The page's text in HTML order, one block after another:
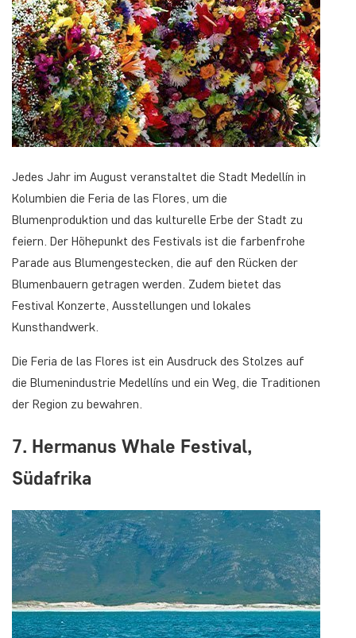
Jedes Jahr im August veranstaltet die Stadt Medellín in
Kolumbien die Feria de las Flores, um die
Blumenproduktion und das kulturelle Erbe der Stadt zu
feiern. Der Höhepunkt des Festivals ist die farbenfrohe
Parade aus Blumengestecken, die auf den Rücken der
Blumenbauern getragen werden. Zudem bietet das
Festival Konzerte, Ausstellungen und lokales
Kunsthandwerk.
Die Feria de las Flores ist ein Ausdruck des Stolzes auf
die Blumenindustrie Medellíns und ein Weg, die Traditionen
der Region zu bewahren.
7. Hermanus Whale Festival,
Südafrika